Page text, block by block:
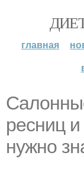
главная
ресниц
нужно